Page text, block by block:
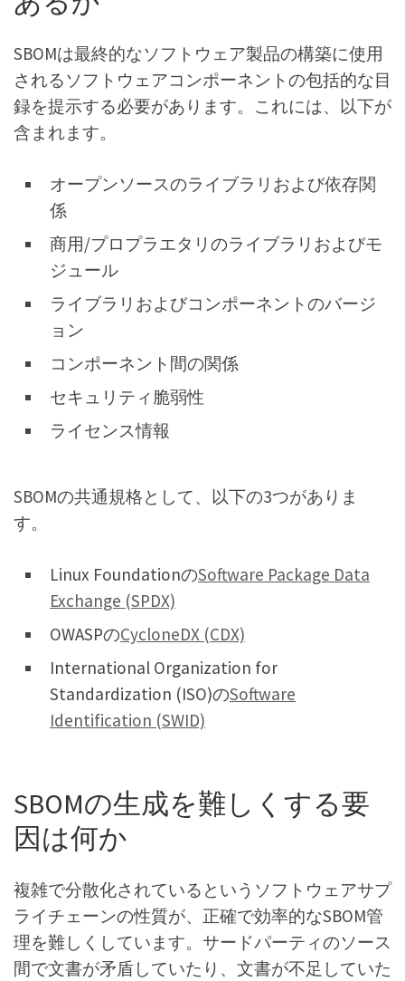
SBOMは最終的なソフトウェア製品の構築に使用
されるソフトウェアコンポーネントの包括的な目
録を提示する必要があります。これには、以下が
含まれます。
オープンソースのライブラリおよび依存関
係
商用/プロプラエタリのライブラリおよびモ
ジュール
ライブラリおよびコンポーネントのバージ
ョン
コンポーネント間の関係
セキュリティ脆弱性
ライセンス情報
SBOMの共通規格として、以下の3つがありま
す。
Linux FoundationのSoftware Package Data
Exchange (SPDX)
OWASPのCycloneDX (CDX)
International Organization for
Standardization (ISO)のSoftware
Identification (SWID)
SBOMの生成を難しくする要
因は何か
複雑で分散化されているというソフトウェアサプ
ライチェーンの性質が、正確で効率的なSBOM管
理を難しくしています。サードパーティのソース
間で文書が矛盾していたり、文書が不足していた